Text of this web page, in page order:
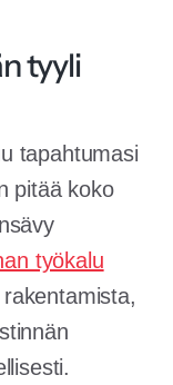
tyyli
tapahtumasi
pitää koko
työkalu